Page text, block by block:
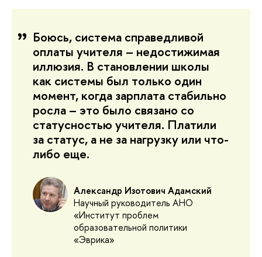
Боюсь, система справедливой
оплаты учителя – недостижимая
иллюзия. В становлении школы
как системы был только один
момент, когда зарплата стабильно
росла – это было связано со
статусностью учителя. Платили
за статус, а не за нагрузку или что-
либо еще.
Александр Изотович Адамский
Научный руководитель АНО
«Институт проблем
образовательной политики
«Эврика»